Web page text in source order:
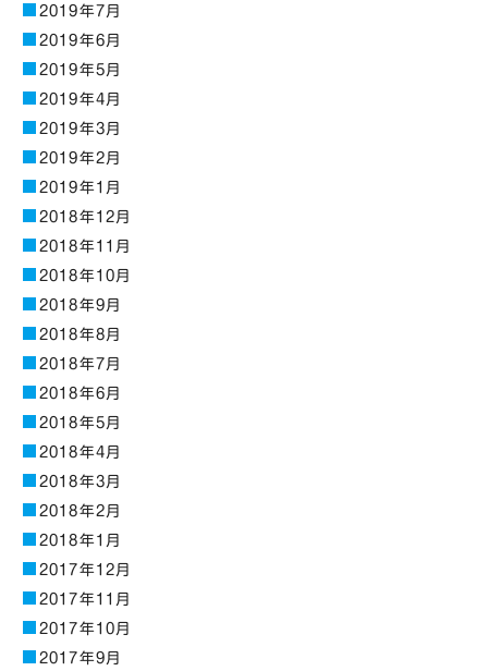
2019年7月
2019年6月
2019年5月
2019年4月
2019年3月
2019年2月
2019年1月
2018年12月
2018年11月
2018年10月
2018年9月
2018年8月
2018年7月
2018年6月
2018年5月
2018年4月
2018年3月
2018年2月
2018年1月
2017年12月
2017年11月
2017年10月
2017年9月